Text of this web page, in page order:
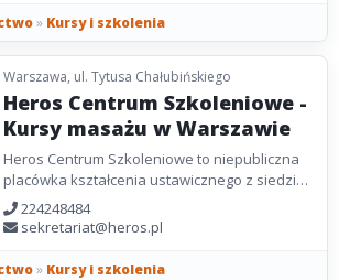
» Kursy i szkolenia
Warszawa, ul. Tytusa Chałubińskiego
Heros Centrum Szkoleniowe -
Kursy masażu w Warszawie
Heros Centrum Szkoleniowe to niepubliczna
placówka kształcenia ustawicznego z siedzibą
w Warszawie, specjalizująca się w organizacji
kursów...
224248484
sekretariat@heros.pl
» Kursy i szkolenia